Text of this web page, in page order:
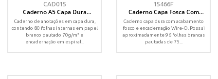
CAD015
Caderno A5 Capa Dura
(21x14,5)
Caderno de anotações em capa dura,
contendo 80 folhas internas em papel
branco pautado 70g/m² e
encadernação em espiral...
15466F
Caderno Capa Fosca Com
Pauta
Caderno capa dura com acabamento
fosco e encadernação Wire-O. Possui
aproximadamente 96 folhas brancas
pautadas de 75...